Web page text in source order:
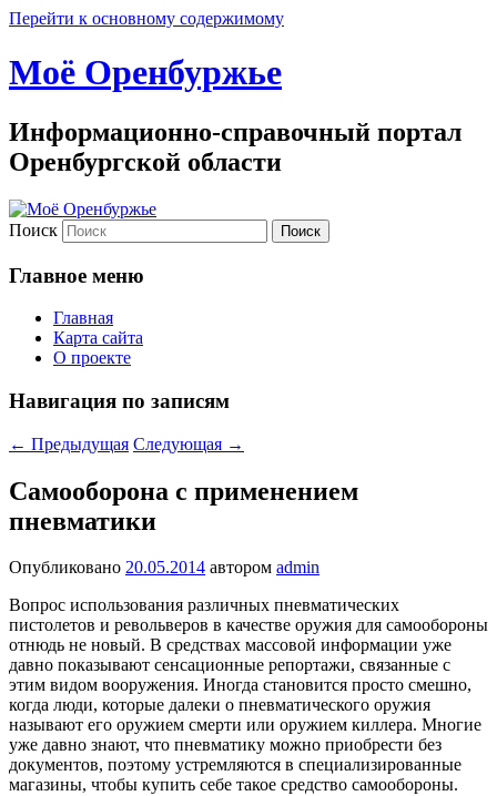
Перейти к основному содержимому
Моё Оренбуржье
Информационно-справочный портал
Оренбургской области
Поиск
Главное меню
Главная
Карта сайта
О проекте
Навигация по записям
← Предыдущая Следующая →
Самооборона с применением
пневматики
Опубликовано 20.05.2014 автором admin
Вопрос использования различных пневматических
пистолетов и револьверов в качестве оружия для самообороны
отнюдь не новый. В средствах массовой информации уже
давно показывают сенсационные репортажи, связанные с
этим видом вооружения. Иногда становится просто смешно,
когда люди, которые далеки о пневматического оружия
называют его оружием смерти или оружием киллера. Многие
уже давно знают, что пневматику можно приобрести без
документов, поэтому устремляются в специализированные
магазины, чтобы купить себе такое средство самообороны.